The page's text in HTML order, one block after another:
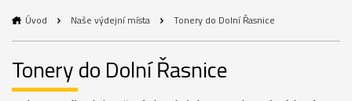
Úvod Naše výdejní místa Tonery do Dolní Řasnice
Tonery do Dolní Řasnice